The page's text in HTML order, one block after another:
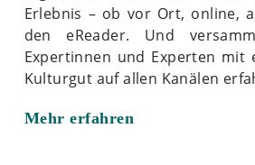
Erlebnis – ob vor Ort, online,
den eReader. Und
Expertinnen und Experten mit
Kulturgut auf allen Kanälen
Mehr erfahren